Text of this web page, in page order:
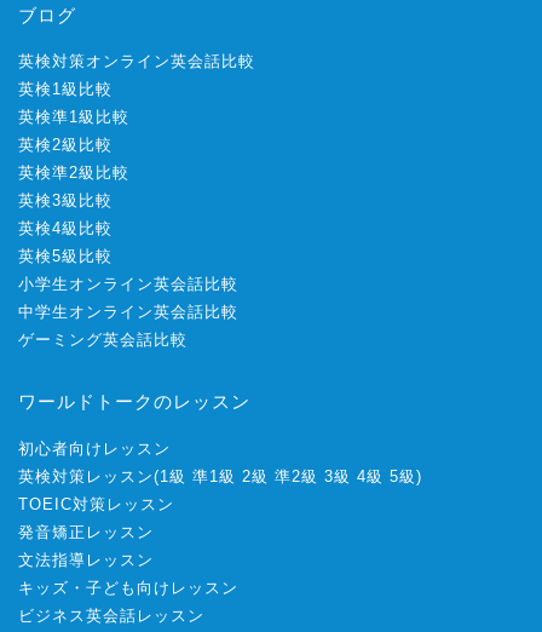
ブログ
英検対策オンライン英会話比較
英検1級比較
英検準1級比較
英検2級比較
英検準2級比較
英検3級比較
英検4級比較
英検5級比較
小学生オンライン英会話比較
中学生オンライン英会話比較
ゲーミング英会話比較
ワールドトークのレッスン
初心者向けレッスン
英検対策レッスン(1級 準1級 2級 準2級 3級 4級 5級 )
TOEIC対策レッスン
発音矯正レッスン
文法指導レッスン
キッズ・子ども向けレッスン
ビジネス英会話レッスン